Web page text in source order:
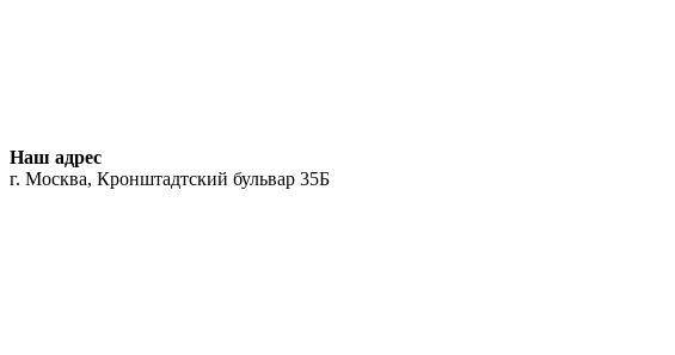
Наш адрес
г. Москва, Кронштадтский бульвар 35Б